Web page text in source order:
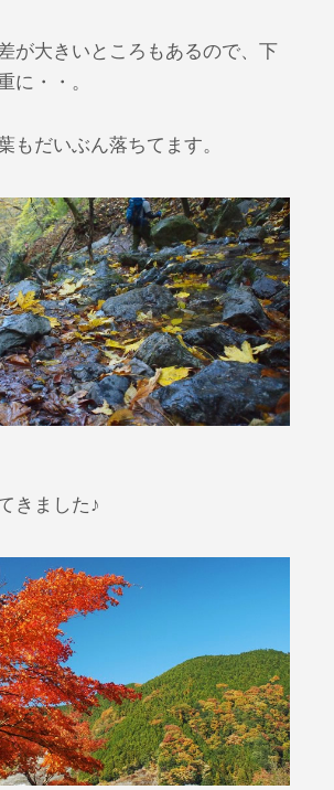
が大きいところもあるので、下
に・・。
もだいぶん落ちてます。
きました♪